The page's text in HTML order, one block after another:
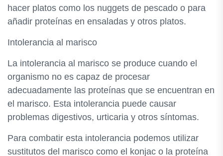
hacer platos como los nuggets de pescado o para
añadir proteínas en ensaladas y otros platos.
Intolerancia al marisco
La intolerancia al marisco se produce cuando el
organismo no es capaz de procesar
adecuadamente las proteínas que se encuentran en
el marisco. Esta intolerancia puede causar
problemas digestivos, urticaria y otros síntomas.
Para combatir esta intolerancia podemos utilizar
sustitutos del marisco como el konjac o la proteína